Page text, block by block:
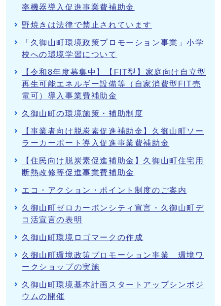
率機器導入促進事業費補助金
野焼きは法律で禁止されています
「久御山町環境政策プロモーション事業」小学
校への環境学習について
【令和8年度募集中】【FIT型】家庭向け自立型
再生可能エネルギー設備等（自家消費型FIT売
電可）導入事業費補助金
久御山町の環境施策・補助制度
【事業者向け脱炭素促進補助金】久御山町ソー
ラーカーポート導入促進事業費補助金
【住民向け脱炭素促進補助金】久御山町住宅用
断熱改修等促進事業費補助金
エコ・アクション・ポイント制度のご案内
久御山町ゼロカーボンシティ宣言・久御山町デ
コ活宣言の表明
久御山町環境ロゴマークの作成
久御山町環境政策プロモーション事業 環境ワ
ークショップの実施
久御山町環境基本計画スタートアップシンポジ
ウムの開催